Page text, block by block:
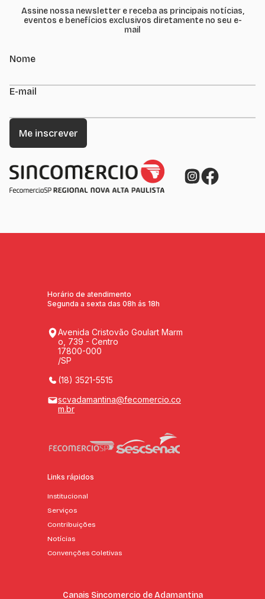
Assine nossa newsletter e receba as principais notícias,
eventos e benefícios exclusivos diretamente no seu e-
mail
Nome
E-mail
Horário de atendimento
Segunda a sexta das 08h ás 18h
Avenida Cristovão Goulart Marm
o, 739 - Centro
17800-000
/SP
(18) 3521-5515
scvadamantina@fecomercio.co
m.br
Links rápidos
Institucional
Serviços
Contribuições
Notícias
Convenções Coletivas
Canais Sincomercio de Adamantina